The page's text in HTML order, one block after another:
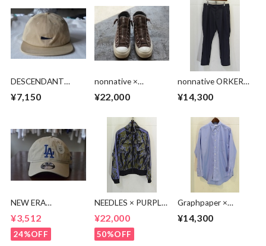
DESCENDANT
¥7,150
nonnative ×
DWELLER TRAINER
WITH GORE-TEX
¥22,000
nonnative ORKER
GABARDINE
¥14,300
NEW ERA
¥3,512
24%OFF
NEEDLES × PURPLE
Track Jacket -BDU
¥22,000
50%OFF
Graphpaper ×
B.D Shirt
¥14,300